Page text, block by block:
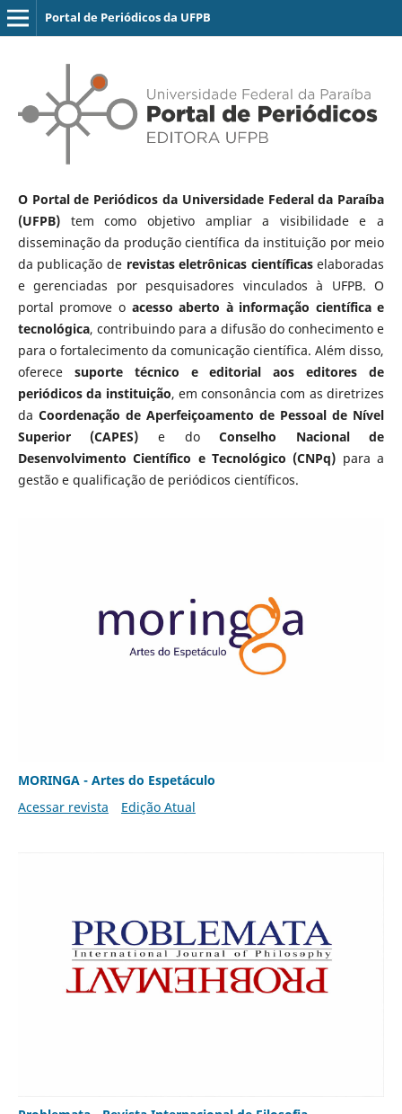
Portal de Periódicos da UFPB
O Portal de Periódicos da Universidade Federal da Paraíba
(UFPB)tem como objetivo ampliar a visibilidade e a
disseminação da produção científica da instituição por meio
da publicação de revistas eletrônicas científicaselaboradas
e gerenciadas por pesquisadores vinculados à UFPB. O
portal promove o acesso aberto à informação científica e
tecnológica, contribuindo para a difusão do conhecimento e
para o fortalecimento da comunicação científica. Além disso,
oferece suporte técnico e editorial aos editores de
periódicos da instituição, em consonância com as diretrizes
da Coordenação de Aperfeiçoamento de Pessoal de Nível
Superior (CAPES) e doConselho Nacional de
Desenvolvimento Científico e Tecnológico (CNPq) para a
gestão e qualificação de periódicos científicos.
MORINGA - Artes do Espetáculo
Acessar revista
Edição Atual